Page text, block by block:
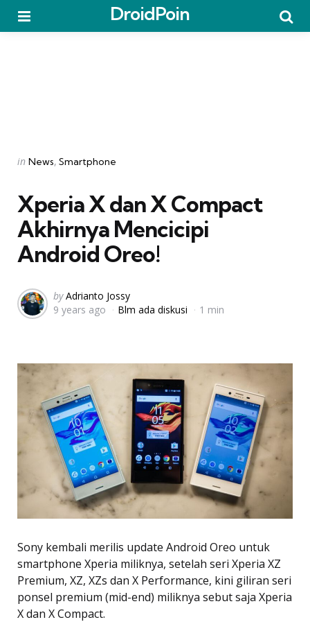
DroidPoin
Categories
Posted
in News Smartphone
Xperia X dan X Compact
Akhirnya Mencicipi
Android Oreo!
Posted
by
by Adrianto Jossy
9 years ago
Blm ada diskusi 1 min
Sony kembali merilis update Android Oreo untuk
smartphone Xperia miliknya, setelah seri Xperia XZ
Premium, XZ, XZs dan X Performance, kini giliran seri
ponsel premium (mid-end) miliknya sebut saja Xperia
X dan X Compact.